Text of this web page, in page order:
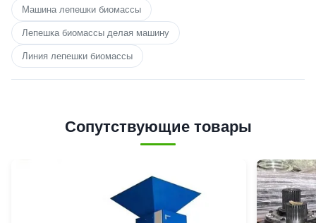
Машина лепешки биомассы
Лепешка биомассы делая машину
Линия лепешки биомассы
Сопутствующие товары